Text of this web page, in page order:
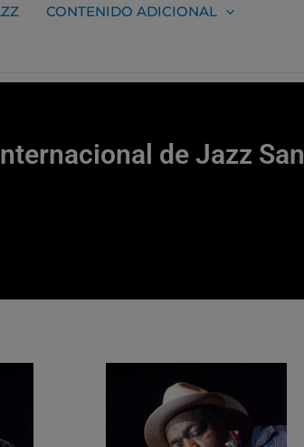
CONTENIDO ADICIONAL
de Jazz San